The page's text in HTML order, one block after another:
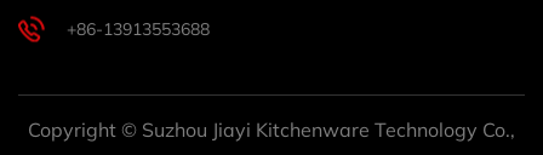
+86-13913553688
Copyright © Suzhou Jiayi Kitchenware Technology Co.,